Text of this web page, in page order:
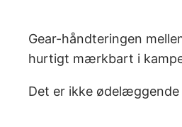
Gear-håndteringen
hurtigt mærkbart i
Det er ikke